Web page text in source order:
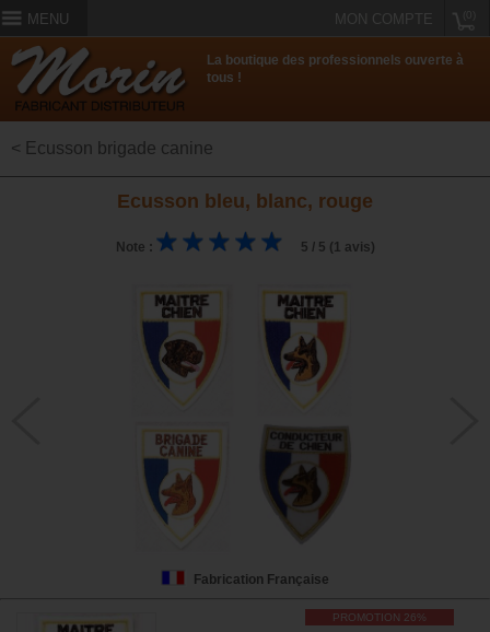
MENU MON COMPTE
La boutique des professionnels ouverte à
tous !
< Ecusson brigade canine
Ecusson bleu, blanc, rouge
Note : 5 / 5 (1 avis)
Fabrication Française
PROMOTION 26%